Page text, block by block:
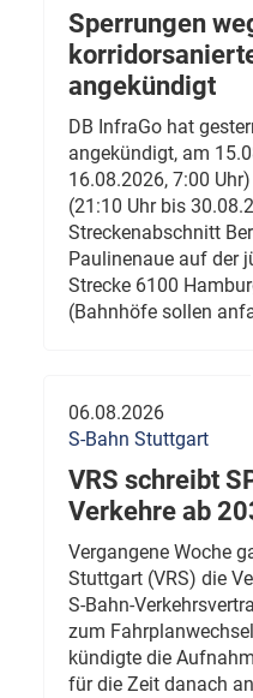
Sperrungen
angekündigt
DB InfraGo hat
angekündigt, am
16.08.2026, 7:00
(21:10 Uhr bis
Streckenabschnitt
Paulinenaue auf der
Strecke 6100
(Bahnhöfe sollen
06.08.2026
S-Bahn Stuttgart
VRS schreibt
Verkehre ab
Vergangene Woche
Stuttgart (VRS) die
S-Bahn-
zum
kündigte die
für die Zeit danach